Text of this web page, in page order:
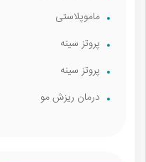
ماموپلاستی
پروتز سینه
پروتز سینه
درمان ریزش مو